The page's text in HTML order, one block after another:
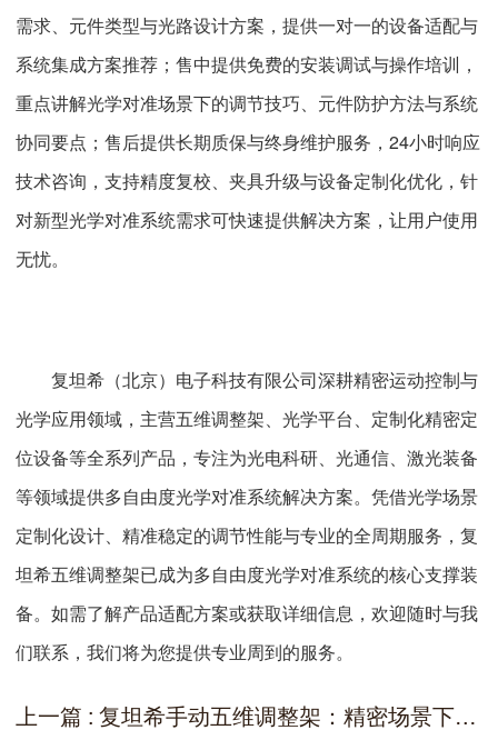
需求、元件类型与光路设计方案，提供一对一的设备适配与
系统集成方案推荐；售中提供免费的安装调试与操作培训，
重点讲解光学对准场景下的调节技巧、元件防护方法与系统
协同要点；售后提供长期质保与终身维护服务，24小时响应
技术咨询，支持精度复校、夹具升级与设备定制化优化，针
对新型光学对准系统需求可快速提供解决方案，让用户使用
无忧。
复坦希（北京）电子科技有限公司深耕精密运动控制与
光学应用领域，主营五维调整架、光学平台、定制化精密定
位设备等全系列产品，专注为光电科研、光通信、激光装备
等领域提供多自由度光学对准系统解决方案。凭借光学场景
定制化设计、精准稳定的调节性能与专业的全周期服务，复
坦希五维调整架已成为多自由度光学对准系统的核心支撑装
备。如需了解产品适配方案或获取详细信息，欢迎随时与我
们联系，我们将为您提供专业周到的服务。
上一篇 : 复坦希手动五维调整架：精密场景下的手动调控优选装备